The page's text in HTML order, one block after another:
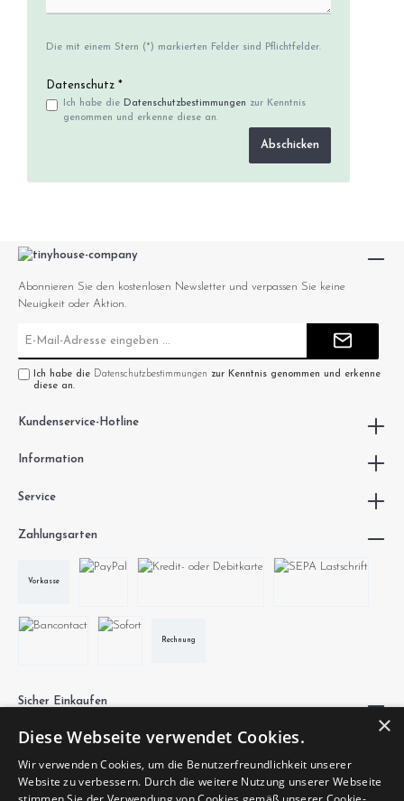
Die mit einem Stern (*) markierten Felder sind Pflichtfelder.
Datenschutz *
Ich habe die Datenschutzbestimmungen zur Kenntnis
genommen und erkenne diese an.
Abschicken
Zahlungsarten
Vorkasse
Rechnung
Abonnieren Sie den kostenlosen Newsletter und verpassen Sie keine
Neuigkeit oder Aktion.
Ich habe die Datenschutzbestimmungen zur Kenntnis genommen und erkenne
diese an.
Kundenservice-Hotline
Information
Service
Sicher Einkaufen
×
Diese Webseite verwendet Cookies.
Wir verwenden Cookies, um die Benutzerfreundlichkeit unserer
Website zu verbessern. Durch die weitere Nutzung unserer Webseite